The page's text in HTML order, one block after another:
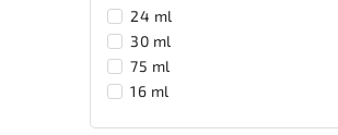
24 ml
30 ml
75 ml
16 ml